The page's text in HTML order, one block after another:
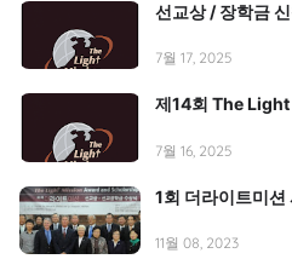
선교상 / 장학금
7월 17, 2025
제14회 The
7월 16, 2025
1회 더라이트미션
11월 08, 2023